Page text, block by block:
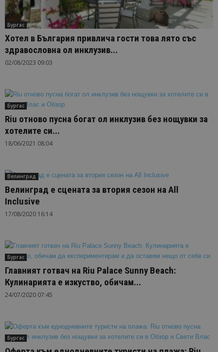
Бургас
Хотел в България привлича гости това лято със
здравословна ол инклузив...
02/08/2023 09:03
Бургас
Riu отново пусна богат ол инклузив без нощувки за
хотелите си...
18/06/2021 08:04
Велинград
Велинград е сцената за втория сезон на All
Inclusive
17/08/2020 16:14
Бургас
Главният готвач на Riu Palace Sunny Beach:
Кулинарията е изкуство, обичам...
24/07/2020 07:45
Бургас